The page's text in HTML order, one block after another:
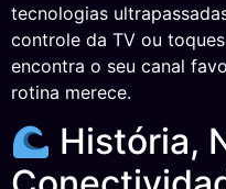
tecnologias
controle da TV ou
encontra o seu canal
rotina merece.
História,